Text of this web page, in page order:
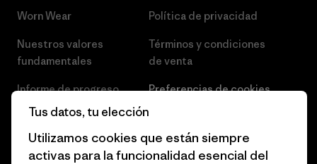
Worn Wear
Nuestros valores
fundamentales
Informe de progreso
Business Unusual
Objetivos climáticos
Política de privacidad
Términos y condiciones
de venta
Preferencias de cookies
Empleo
Prensa
Tus datos, tu elección
Utilizamos cookies que están siempre
activas para la funcionalidad esencial del